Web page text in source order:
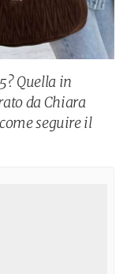
Quella in
da Chiara
seguire il